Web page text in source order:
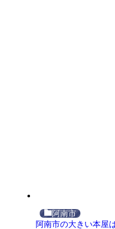
阿南市
阿南市の大きい本屋